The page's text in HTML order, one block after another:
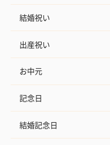
結婚祝い
出産祝い
お中元
記念日
結婚記念日